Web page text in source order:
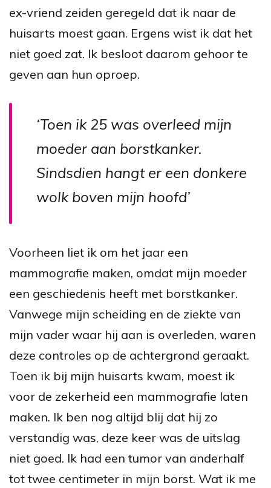
ex-vriend zeiden geregeld dat ik naar de
huisarts moest gaan. Ergens wist ik dat het
niet goed zat. Ik besloot daarom gehoor te
geven aan hun oproep.
‘Toen ik 25 was overleed mijn
moeder aan borstkanker.
Sindsdien hangt er een donkere
wolk boven mijn hoofd’
Voorheen liet ik om het jaar een
mammografie maken, omdat mijn moeder
een geschiedenis heeft met borstkanker.
Vanwege mijn scheiding en de ziekte van
mijn vader waar hij aan is overleden, waren
deze controles op de achtergrond geraakt.
Toen ik bij mijn huisarts kwam, moest ik
voor de zekerheid een mammografie laten
maken. Ik ben nog altijd blij dat hij zo
verstandig was, deze keer was de uitslag
niet goed. Ik had een tumor van anderhalf
tot twee centimeter in mijn borst. Wat ik me